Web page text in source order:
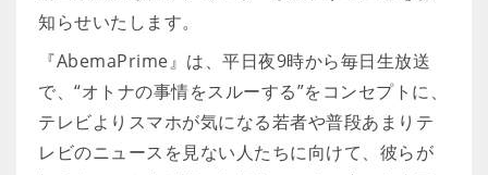
知らせいたします。
『AbemaPrime』は、平日夜9時から毎日生放送
で、“オトナの事情をスルーする”をコンセプトに、
テレビよりスマホが気になる若者や普段あまりテ
レビのニュースを見ない人たちに向けて、彼らが